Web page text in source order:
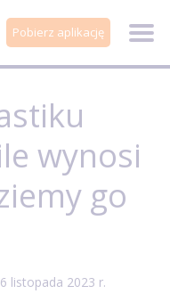
Pobierz aplikację
wynosi
go
listopada 2023 r.